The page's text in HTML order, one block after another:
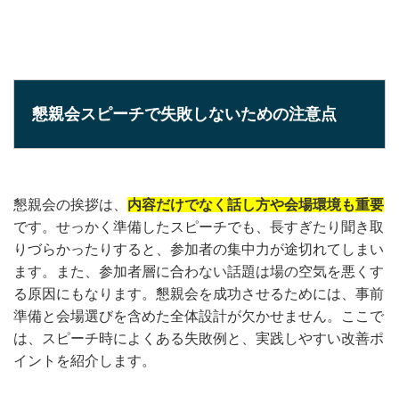
懇親会スピーチで失敗しないための注意点
懇親会の挨拶は、 内容だけでなく話し方や会場環境も重要
です。せっかく準備したスピーチでも、長すぎたり聞き取
りづらかったりすると、参加者の集中力が途切れてしまい
ます。また、参加者層に合わない話題は場の空気を悪くす
る原因にもなります。懇親会を成功させるためには、事前
準備と会場選びを含めた全体設計が欠かせません。ここで
は、スピーチ時によくある失敗例と、実践しやすい改善ポ
イントを紹介します。